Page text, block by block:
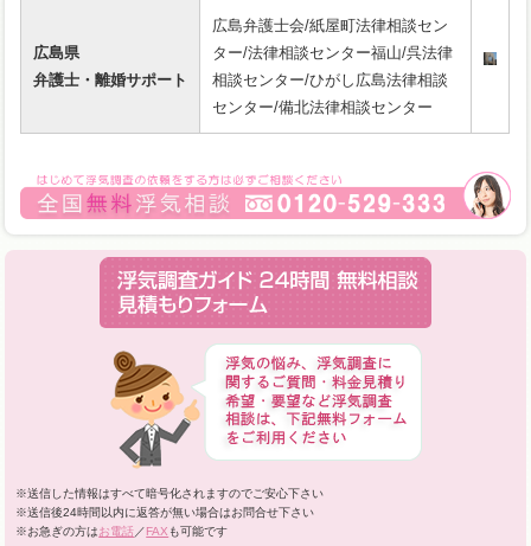
広島県
弁護士・離婚サポート
広島弁護士会/紙屋町法律相談セン
ター/法律相談センター福山/呉法律
相談センター/ひがし広島法律相談
センター/備北法律相談センター
※送信した情報はすべて暗号化されますのでご安心下さい
※送信後24時間以内に返答が無い場合はお問合せ下さい
※お急ぎの方はお電話 ／FAX も可能です